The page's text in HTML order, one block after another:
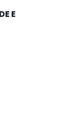
E